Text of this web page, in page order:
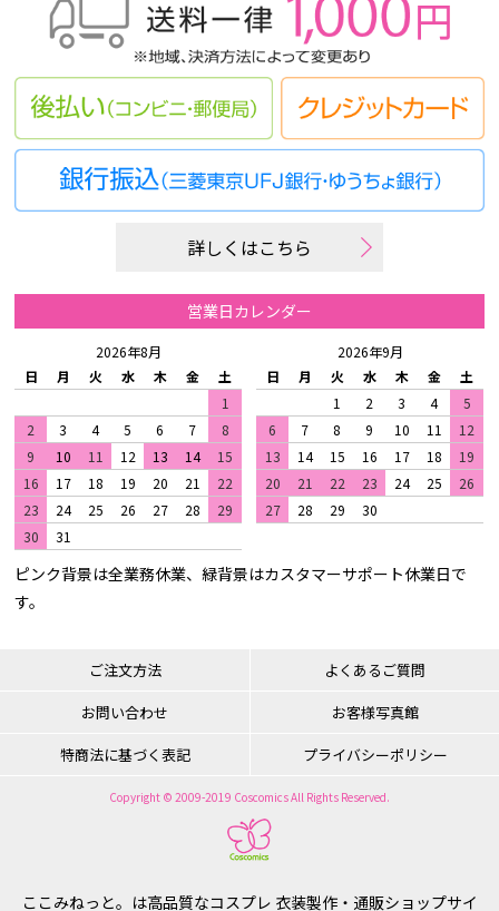
詳しくはこちら
営業日カレンダー
2026年8月
日
月 火 水 木 金
土
1
2
3 4 5 6 7
8
9
10 11 12 13 14
15
16
17 18 19 20 21
22
23
24 25 26 27 28
29
30
31
2026年9月
日
月 火 水 木 金
土
1
2 3 4
5
6
7 8 9 10 11
12
13
14 15 16 17 18
19
20
21 22 23 24 25
26
27
28 29 30
ピンク背景は全業務休業、緑背景はカスタマーサポート休業日で
す。
ご注文方法
よくあるご質問
お問い合わせ
お客様写真館
特商法に基づく表記
プライバシーポリシー
Copyright © 2009-2019 Coscomics All Rights Reserved.
ここみねっと。は高品質なコスプレ 衣装製作・通販ショップサイ